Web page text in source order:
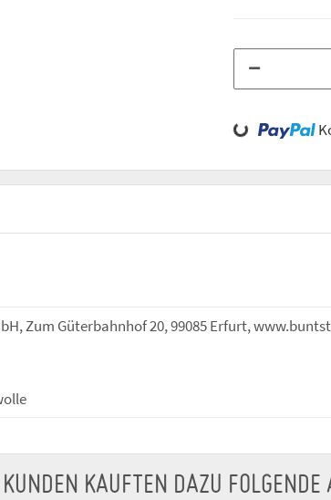
Loading...
Zum Güterbahnhof 20, 99085 Erfurt,
KUNDEN KAUFTEN DAZU FOLGENDE